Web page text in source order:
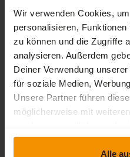
Wir verwenden Cookies,
personalisieren,
zu können und die Zugriffe
analysieren. Außerdem
Deiner Verwendung
für soziale Medien,
Unsere Partner führen
möglicherweise mit
Nutzung der Dienste
Alle
timelapse 0 Std. 30 Min.